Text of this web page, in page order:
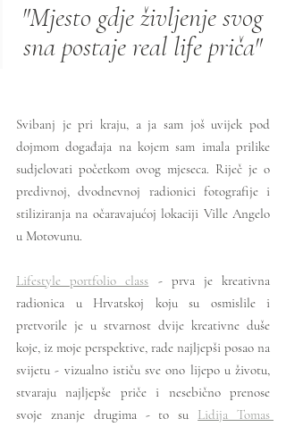
"Mjesto gdje življenje svog
sna postaje real life priča"
Svibanj je pri kraju, a ja sam još uvijek pod
dojmom događaja na kojem sam imala prilike
sudjelovati početkom ovog mjeseca. Riječ je o
predivnoj, dvodnevnoj radionici fotografije i
stiliziranja na očaravajućoj lokaciji Ville Angelo
u Motovunu.
Lifestyle portfolio class
- prva je kreativna
radionica u Hrvatskoj koju su osmislile i
pretvorile je u stvarnost dvije kreativne duše
koje, iz moje perspektive, rade najljepši posao na
svijetu - vizualno ističu sve ono lijepo u životu,
stvaraju najljepše priče i nesebično prenose
svoje znanje drugima - to su Lidija Tomas